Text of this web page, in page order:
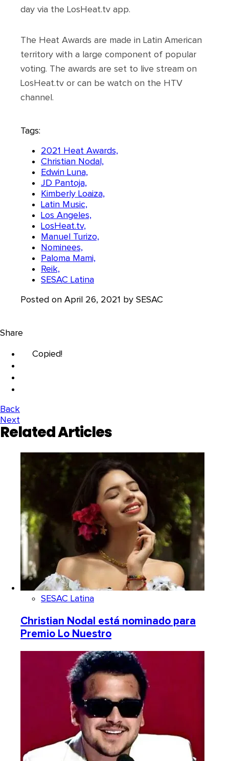
day via the LosHeat.tv app.
The Heat Awards are made in Latin American
territory with a large component of popular
voting. The awards are set to live stream on
LosHeat.tv or can be watch on the HTV
channel.
Tags:
2021 Heat Awards,
Christian Nodal,
Edwin Luna,
JD Pantoja,
Kimberly Loaiza,
Latin Music,
Los Angeles,
LosHeat.tv,
Manuel Turizo,
Nominees,
Paloma Mami,
Reik,
SESAC Latina
Posted on April 26, 2021 by SESAC
Share
Copied!
Back
Next
Related Articles
SESAC Latina
Christian Nodal está nominado para
Premio Lo Nuestro